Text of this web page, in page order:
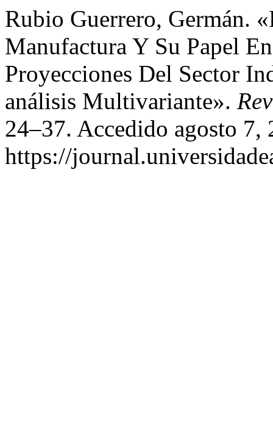
Rubio Guerrero, Germán.
Manufactura Y Su Papel
Proyecciones Del Sector
análisis Multivariante».
24–37. Accedido agosto 7,
https://